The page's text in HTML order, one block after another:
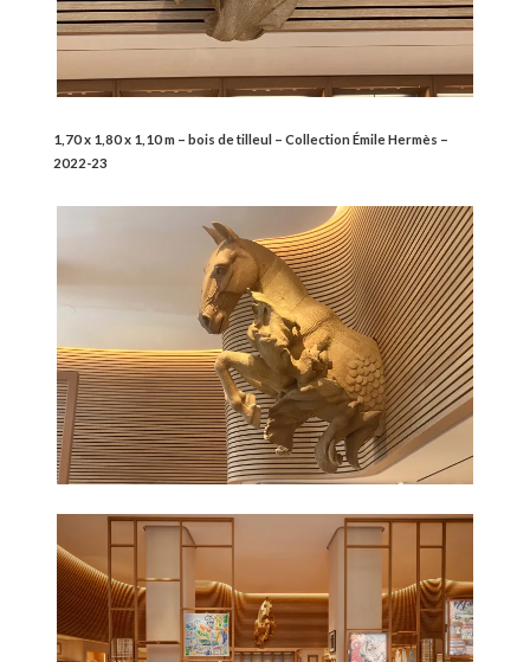
1,70 x 1,80 x 1,10 m – bois de tilleul – Collection Émile Hermès –
2022-23